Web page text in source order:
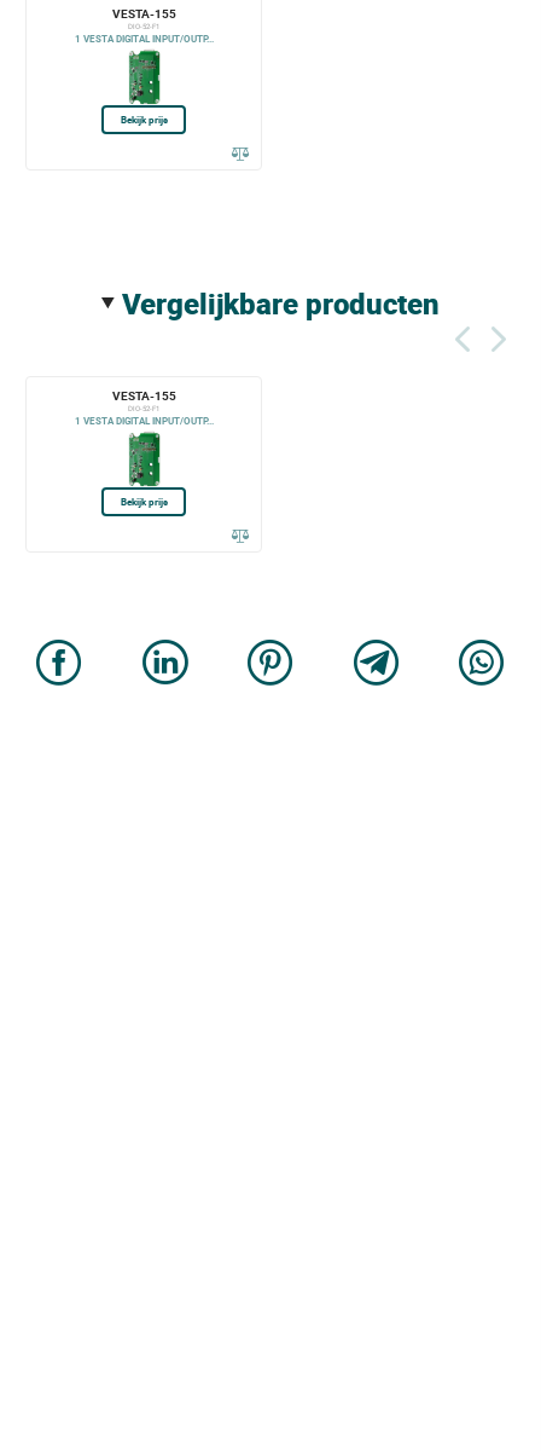
VESTA-155
DIO-52-F1
1 VESTA DIGITAL INPUT/OUTP...
Bekijk prijs
vergelijkbare producten
VESTA-155
DIO-52-F1
1 VESTA DIGITAL INPUT/OUTP...
Bekijk prijs